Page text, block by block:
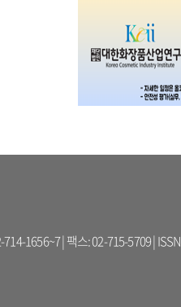
1656~7 | 팩스: 02-715-5709 |